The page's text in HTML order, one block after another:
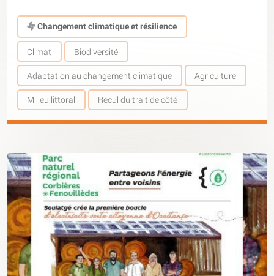
Changement climatique et résilience
Climat Biodiversité
Adaptation au changement climatique Agriculture
Milieu littoral Recul du trait de côté